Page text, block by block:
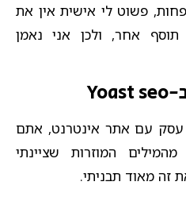
פשוט לי אישית אין את
תוסף אחר, ולכן אני נאמן
עם אתר אינטרנט, אתם
המוזרות שציינתי
זה מאוד תבניתי.